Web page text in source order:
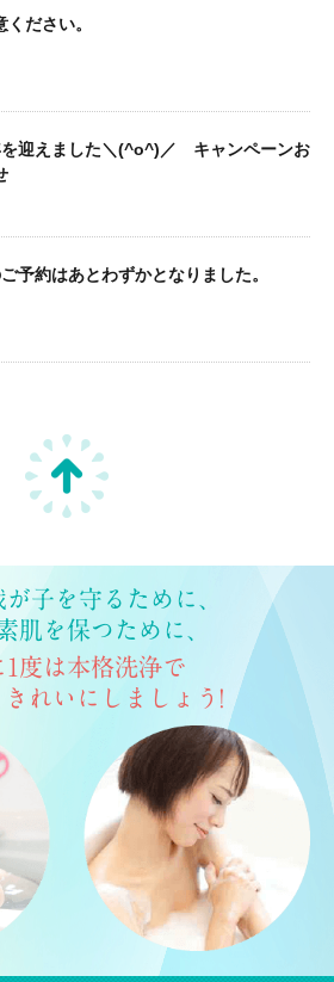
ください。
迎えました＼(^o^)／ キャンペーンお
予約はあとわずかとなりました。
子を守るために、
肌を保つために、
1度は本格洗浄で
きれいにしましょう!